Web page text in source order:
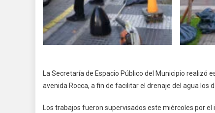
La Secretaría de Espacio Público del Municipio realizó
avenida Rocca, a fin de facilitar el drenaje del agua los
Los trabajos fueron supervisados este miércoles por